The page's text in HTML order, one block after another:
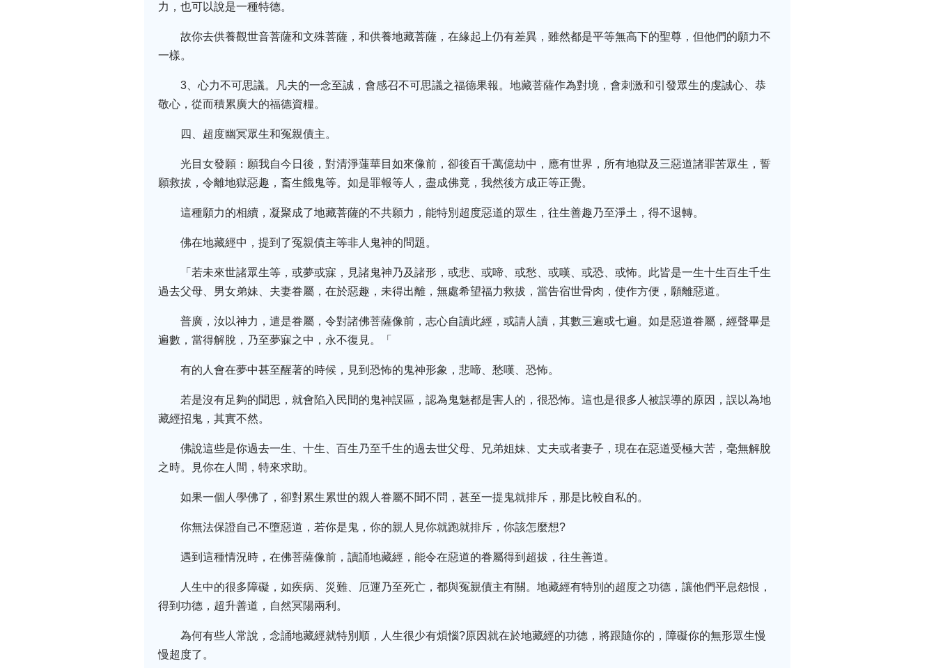
力，也可以說是一種特德。
故你去供養觀世音菩薩和文殊菩薩，和供養地藏菩薩，在緣起上仍有差異，雖然都是平等無高下的聖尊，但他們的願力不
一樣。
3、心力不可思議。凡夫的一念至誠，會感召不可思議之福德果報。地藏菩薩作為對境，會刺激和引發眾生的虔誠心、恭
敬心，從而積累廣大的福德資糧。
四、超度幽冥眾生和冤親債主。
光目女發願：願我自今日後，對清淨蓮華目如來像前，卻後百千萬億劫中，應有世界，所有地獄及三惡道諸罪苦眾生，誓
願救拔，令離地獄惡趣，畜生餓鬼等。如是罪報等人，盡成佛竟，我然後方成正等正覺。
這種願力的相續，凝聚成了地藏菩薩的不共願力，能特別超度惡道的眾生，往生善趣乃至淨土，得不退轉。
佛在地藏經中，提到了冤親債主等非人鬼神的問題。
「若未來世諸眾生等，或夢或寐，見諸鬼神乃及諸形，或悲、或啼、或愁、或嘆、或恐、或怖。此皆是一生十生百生千生
過去父母、男女弟妹、夫妻眷屬，在於惡趣，未得出離，無處希望福力救拔，當告宿世骨肉，使作方便，願離惡道。
普廣，汝以神力，遣是眷屬，令對諸佛菩薩像前，志心自讀此經，或請人讀，其數三遍或七遍。如是惡道眷屬，經聲畢是
遍數，當得解脫，乃至夢寐之中，永不復見。「
有的人會在夢中甚至醒著的時候，見到恐怖的鬼神形象，悲啼、愁嘆、恐怖。
若是沒有足夠的聞思，就會陷入民間的鬼神誤區，認為鬼魅都是害人的，很恐怖。這也是很多人被誤導的原因，誤以為地
藏經招鬼，其實不然。
佛說這些是你過去一生、十生、百生乃至千生的過去世父母、兄弟姐妹、丈夫或者妻子，現在在惡道受極大苦，毫無解脫
之時。見你在人間，特來求助。
如果一個人學佛了，卻對累生累世的親人眷屬不聞不問，甚至一提鬼就排斥，那是比較自私的。
你無法保證自己不墮惡道，若你是鬼，你的親人見你就跑就排斥，你該怎麼想?
遇到這種情況時，在佛菩薩像前，讀誦地藏經，能令在惡道的眷屬得到超拔，往生善道。
人生中的很多障礙，如疾病、災難、厄運乃至死亡，都與冤親債主有關。地藏經有特別的超度之功德，讓他們平息怨恨，
得到功德，超升善道，自然冥陽兩利。
為何有些人常說，念誦地藏經就特別順，人生很少有煩惱?原因就在於地藏經的功德，將跟隨你的，障礙你的無形眾生慢
慢超度了。